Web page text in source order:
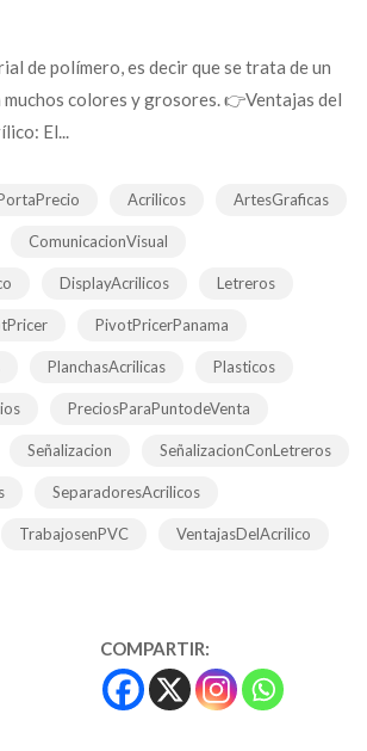
de polímero, es decir que se trata de un
muchos colores y grosores. 👉Ventajas del
El...
Acrilicos ArtesGraficas
ComunicacionVisual
DisplayAcrilicos Letreros
PivotPricerPanama
PlanchasAcrilicas Plasticos
PreciosParaPuntodeVenta
Señalizacion SeñalizacionConLetreros
SeparadoresAcrilicos
TrabajosenPVC VentajasDelAcrilico
COMPARTIR: